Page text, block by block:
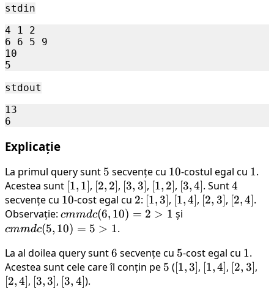
stdin
4 1 2
6 6 5 9
10
stdout
13
Explicație
La primul query sunt 5
5 secvențe cu 10
10-costul egal cu 1
1.
Acestea sunt [1,1]
[1, 1], [2,2]
[2, 2], [3,3]
[3, 3], [1,2]
[1, 2], [3,4]
[3,4]. Sunt4
4
secvențe cu 10
10-cost egal cu 2
2: [1,3]
[1,3], [1,4]
[1, 4], [2,3]
[2, 3], [2,4]
[2,4].
Observație: cmmdc(6,
10) = 2
cmmdc(6, 10) = 2 > 1 și
cmmdc(5, 10) = 5 > 1.
La al doilea query sunt6
6 secvențe cu 5
5-cost egal cu 1
1.
Acestea sunt cele care îl conțin pe 5
5 ([1,
[1,3], [1,
[1, 4], [2,
[2, 3],
[2,4], [3,
[3, 3], [3,
[3, 4]).